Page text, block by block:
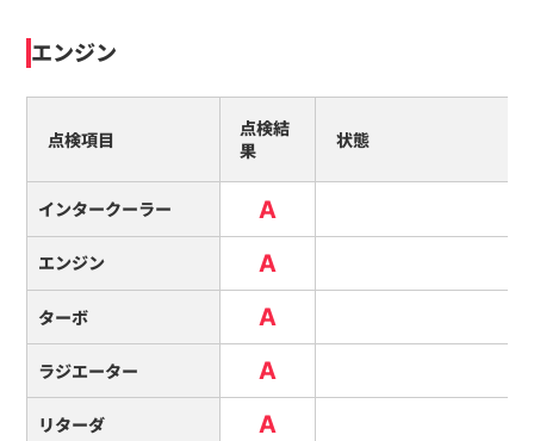
エンジン
点検項目
点検結
果
状態
インタークーラー A
エンジン A
ターボ A
ラジエーター A
リターダ A